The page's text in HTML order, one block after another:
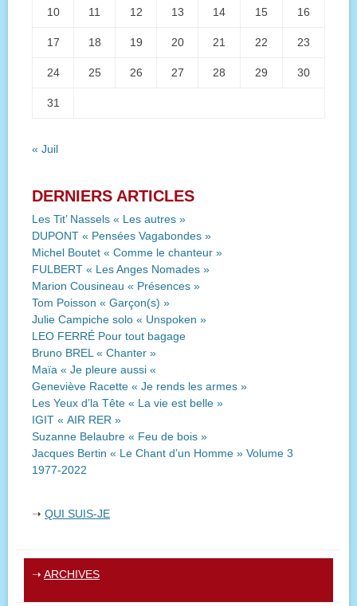
10 11 12 13 14 15 16
17 18 19 20 21 22 23
24 25 26 27 28 29 30
31
« Juil
DERNIERS ARTICLES
Les Tit’ Nassels « Les autres »
DUPONT « Pensées Vagabondes »
Michel Boutet « Comme le chanteur »
FULBERT « Les Anges Nomades »
Marion Cousineau « Présences »
Tom Poisson « Garçon(s) »
Julie Campiche solo « Unspoken »
LEO FERRÉ Pour tout bagage
Bruno BREL « Chanter »
Maïa « Je pleure aussi «
Geneviève Racette « Je rends les armes »
Les Yeux d’la Tête « La vie est belle »
IGIT « AIR RER »
Suzanne Belaubre « Feu de bois »
Jacques Bertin « Le Chant d’un Homme » Volume 3
1977-2022
➝ QUI SUIS-JE
➝ ARCHIVES